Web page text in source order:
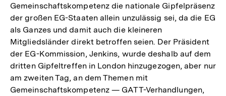
Gemeinschaftskompetenz die nationale Gipfelpräsenz
der großen EG-Staaten allein unzulässig sei, da die EG
als Ganzes und damit auch die kleineren
Mitgliedsländer direkt betroffen seien. Der Präsident
der EG-Kommission, Jenkins, wurde deshalb auf dem
dritten Gipfeltreffen in London hinzugezogen, aber nur
am zweiten Tag, an dem Themen mit
Gemeinschaftskompetenz — GATT-Verhandlungen,